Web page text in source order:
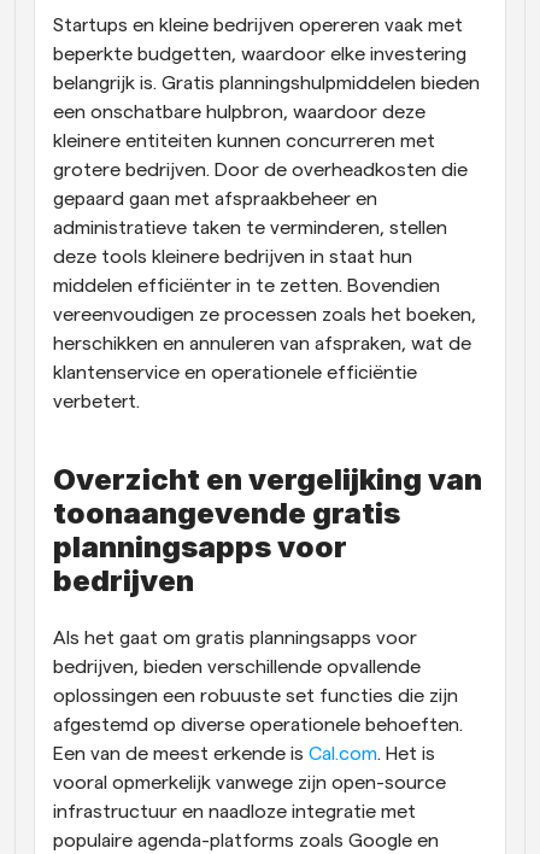
Supercharged planning met AI-gestuurde
Workflow
Automatiseer planning en herinneringen
Blijf op de hoogte van het laatste nieuws en updates
Instant Vergaderingen
Ontmoet cliënten binnen enkele minuten
Boek naadloos vergaderingen met meerdere mensen
Ontvang een melding wanneer er iets gebeurt
Startups en kleine bedrijven opereren vaak met
beperkte budgetten, waardoor elke investering
belangrijk is. Gratis planningshulpmiddelen bieden
een onschatbare hulpbron, waardoor deze
kleinere entiteiten kunnen concurreren met
grotere bedrijven. Door de overheadkosten die
gepaard gaan met afspraakbeheer en
administratieve taken te verminderen, stellen
deze tools kleinere bedrijven in staat hun
middelen efficiënter in te zetten. Bovendien
vereenvoudigen ze processen zoals het boeken,
herschikken en annuleren van afspraken, wat de
klantenservice en operationele efficiëntie
verbetert.
Overzicht en vergelijking van
toonaangevende gratis
planningsapps voor
bedrijven
Als het gaat om gratis planningsapps voor
bedrijven, bieden verschillende opvallende
oplossingen een robuuste set functies die zijn
afgestemd op diverse operationele behoeften.
Een van de meest erkende is Cal.com. Het is
vooral opmerkelijk vanwege zijn open-source
infrastructuur en naadloze integratie met
populaire agenda-platforms zoals Google en